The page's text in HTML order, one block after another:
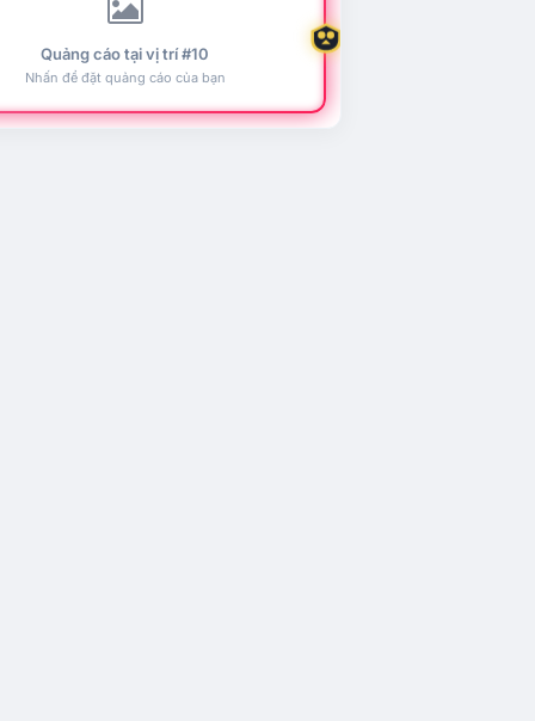
Quảng cáo tại vị trí #10
Nhấn để đặt quảng cáo của bạn